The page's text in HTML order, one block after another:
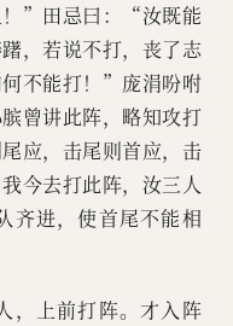
！”田忌曰：“汝既能
，若说不打，丧了志
不能打！”庞涓吩咐
曾讲此阵，略知攻打
应，击尾则首应，击
今去打此阵，汝三人
齐进，使首尾不能相
，上前打阵。才入阵